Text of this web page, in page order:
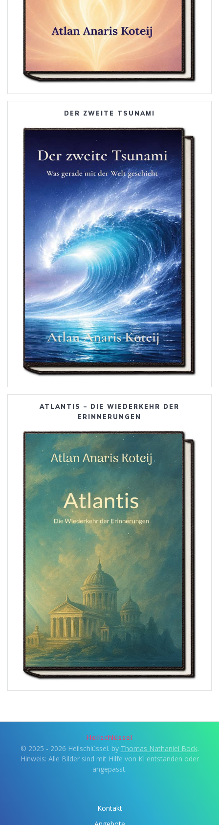
DER ZWEITE TSUNAMI
ATLANTIS – DIE WIEDERKEHR DER
ERINNERUNGEN
Heilschlüssel
© 2025 - 2026 Heilschlüssel. by Thomas Nathaniel Bock.
Hinweis: Alle Bilder sind mit Hilfe von KI entstanden oder
angepasst.
Kontakt